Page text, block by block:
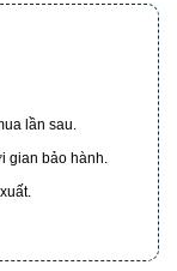
lần sau.
gian bảo hành.